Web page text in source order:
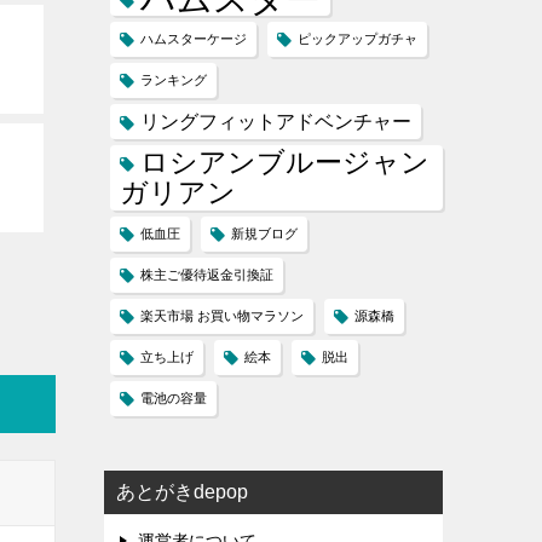
ハムスターケージ ピックアップガチャ
ランキング
リングフィットアドベンチャー
ロシアンブルージャン
ガリアン
低血圧 新規ブログ
株主ご優待返金引換証
楽天市場 お買い物マラソン 源森橋
立ち上げ 絵本 脱出
電池の容量
あとがきdepop